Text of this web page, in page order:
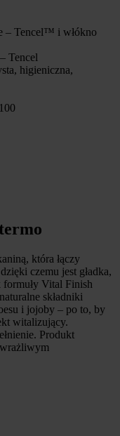
– Tencel™ i włókno
Tencel
higieniczna,
która łączy
czemu jest gładka,
formuły Vital Finish
składniki
i jojoby – po to, by
witalizujący.
Produkt